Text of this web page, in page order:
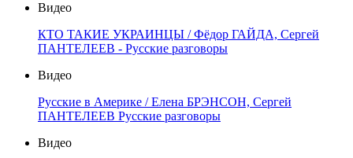
Видео
КТО ТАКИЕ УКРАИНЦЫ / Фёдор ГАЙДА, Сергей
ПАНТЕЛЕЕВ - Русские разговоры
Видео
Русские в Америке / Елена БРЭНСОН, Сергей
ПАНТЕЛЕЕВ Русские разговоры
Видео